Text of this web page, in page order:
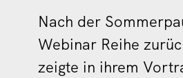
Nach der
Webinar Reihe
zeigte in ihrem